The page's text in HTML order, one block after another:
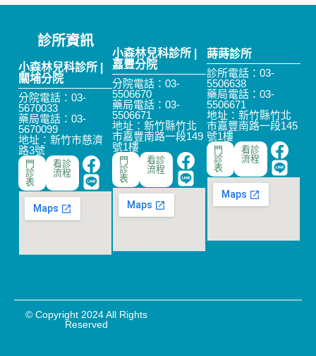
診所資訊
小森林兒科診所 |
關埔分院
分院電話：03-
5670033
藥局電話：03-
5670099
地址：新竹市慈濟
路3號
門
診
表
看診
流程
小森林兒科診所 |
嘉豐分院
分院電話：03-
5506670
藥局電話：03-
5506671
地址：新竹縣竹北
市嘉豐南路一段149
號1樓
門
診
表
看診
流程
蒔蒔診所
診所電話：03-
5506638
藥局電話：03-
5506671
地址：新竹縣竹北
市嘉豐南路一段145
號1樓
門
診
表
看診
流程
© Copyright 2024 All Rights
Reserved